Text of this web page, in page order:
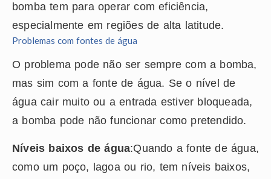
bomba tem para operar com eficiência,
especialmente em regiões de alta latitude.
Problemas com fontes de água
O problema pode não ser sempre com a bomba,
mas sim com a fonte de água. Se o nível de
água cair muito ou a entrada estiver bloqueada,
a bomba pode não funcionar como pretendido.
Níveis baixos de água:Quando a fonte de água,
como um poço, lagoa ou rio, tem níveis baixos,